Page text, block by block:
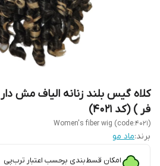
کلاه گیس بلند زنانه الیاف مش
فر ) (کد 4021)
Women's fiber wig (code:4021)
برند:ماد مو
امکان قسط‌بندی برحسب اعتبار ترب‌پی